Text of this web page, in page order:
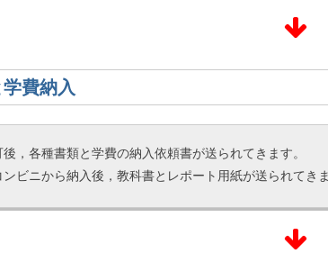
費納入
後，各種書類と学費の納入依頼書が送られてきます。
ビニから納入後，教科書とレポート用紙が送られてきま